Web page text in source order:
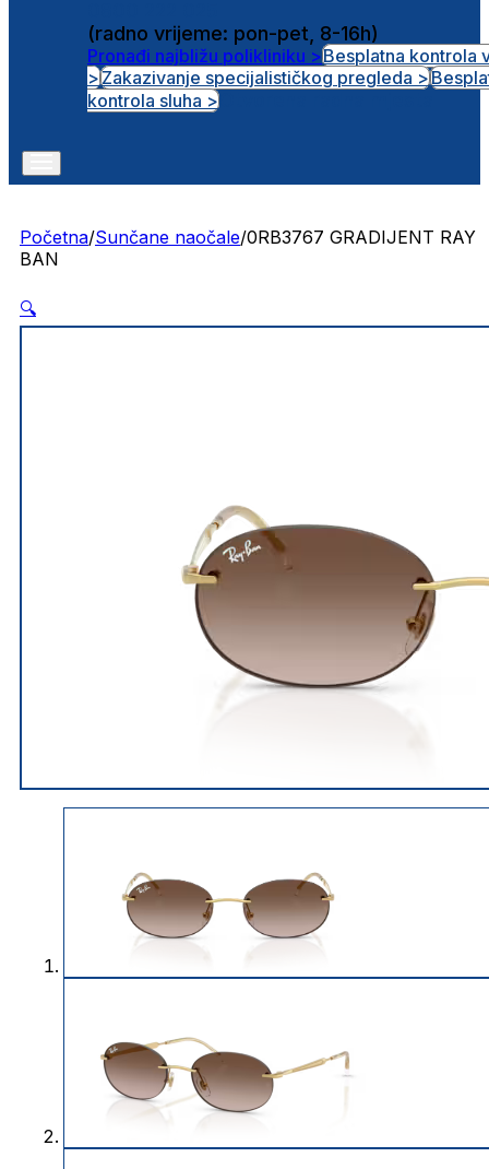
(radno vrijeme: pon-pet, 8-16h)
Pronađi najbližu polikliniku >Besplatna kontrola
>Zakazivanje specijalističkog pregleda >
kontrola sluha >
Početna/Sunčane naočale/0RB3767 GRADIJENT RAY
BAN
🔍